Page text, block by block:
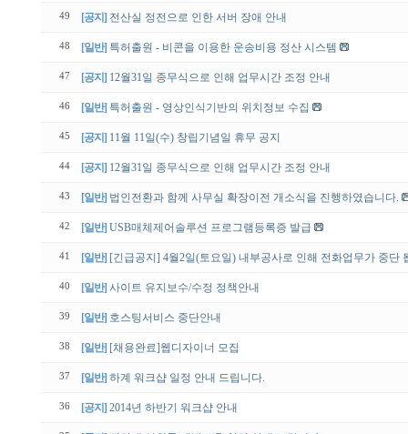
49 [공지] 전산실 정전으로 인한 서버 장애 안내
48 [일반] 특허출원 - 비콘을 이용한 운송비용 정산 시스템
47 [공지] 12월31일 종무식으로 인해 업무시간 조정 안내
46 [일반] 특허출원 - 영상인식기반의 위치정보 수집
45 [공지] 11월 11일(수) 창립기념일 휴무 공지
44 [공지] 12월31일 종무식으로 인해 업무시간 조정 안내
43 [일반] 법인전환과 함께 사무실 확장이전 개소식을 진행하였습니다.
42 [일반] USB매체제어솔루션 프로그램등록증 발급
41 [일반] [긴급공지] 4월2일(토요일) 내부공사로 인해 전화업무가 중단
40 [일반] 사이트 유지보수/수정 정책안내
39 [일반] 호스팅서비스 중단안내
38 [일반] [채용완료]웹디자이너 모집
37 [일반] 하계 워크샵 일정 안내 드립니다.
36 [공지] 2014년 하반기 워크샵 안내